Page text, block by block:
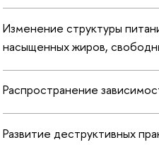
Изменение структуры
насыщенных жиров,
Распространение
Развитие деструктивных